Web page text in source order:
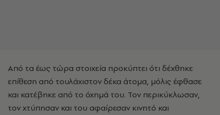
Από τα έως τώρα στοιχεία προκύπτει ότι δέχθηκε
επίθεση από τουλάχιστον δέκα άτομα, μόλις έφθασε
και κατέβηκε από το όχημά του. Τον περικύκλωσαν,
τον χτύπησαν και του αφαίρεσαν κινητό και